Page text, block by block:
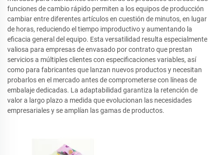
funciones de cambio rápido permiten a los equipos de producción
cambiar entre diferentes artículos en cuestión de minutos, en lugar
de horas, reduciendo el tiempo improductivo y aumentando la
eficacia general del equipo. Esta versatilidad resulta especialmente
valiosa para empresas de envasado por contrato que prestan
servicios a múltiples clientes con especificaciones variables, así
como para fabricantes que lanzan nuevos productos y necesitan
probarlos en el mercado antes de comprometerse con líneas de
embalaje dedicadas. La adaptabilidad garantiza la retención de
valor a largo plazo a medida que evolucionan las necesidades
empresariales y se amplían las gamas de productos.